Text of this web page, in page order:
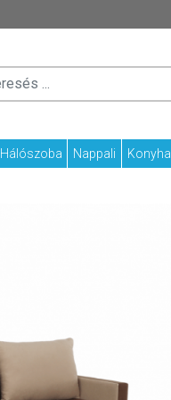
Hálószoba Nappali Konyha